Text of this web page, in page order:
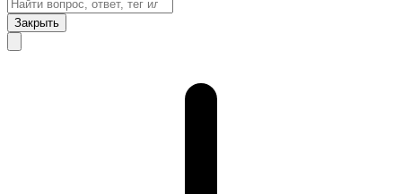
Закрыть